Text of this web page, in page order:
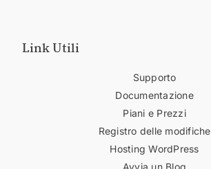
Link Utili
Supporto
Documentazione
Piani e Prezzi
Registro delle modifiche
Hosting WordPress
Avvia un Blog